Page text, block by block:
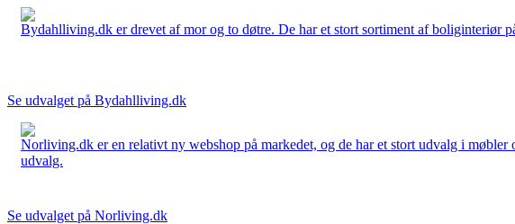
Bydahlliving.dk er drevet af mor og to døtre. De har et stort sortiment af boliginteriør
Se udvalget på Bydahlliving.dk
Norliving.dk er en relativt ny webshop på markedet, og de har et stort udvalg i
udvalg.
Se udvalget på Norliving.dk